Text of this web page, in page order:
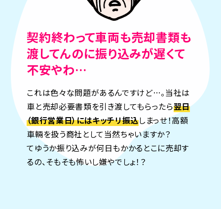
契約終わって車両も売却書類も
渡してんのに振り込みが遅くて
不安やわ…
これは色々な問題があるんですけど…。当社は
車と売却必要書類を引き渡してもらったら翌日
（銀行営業日）にはキッチリ振込しまっせ！高額
車輛を扱う商社として当然ちゃいますか？
てゆうか振り込みが何日もかかるとこに売却す
るの、そもそも怖いし嫌やでしょ！？